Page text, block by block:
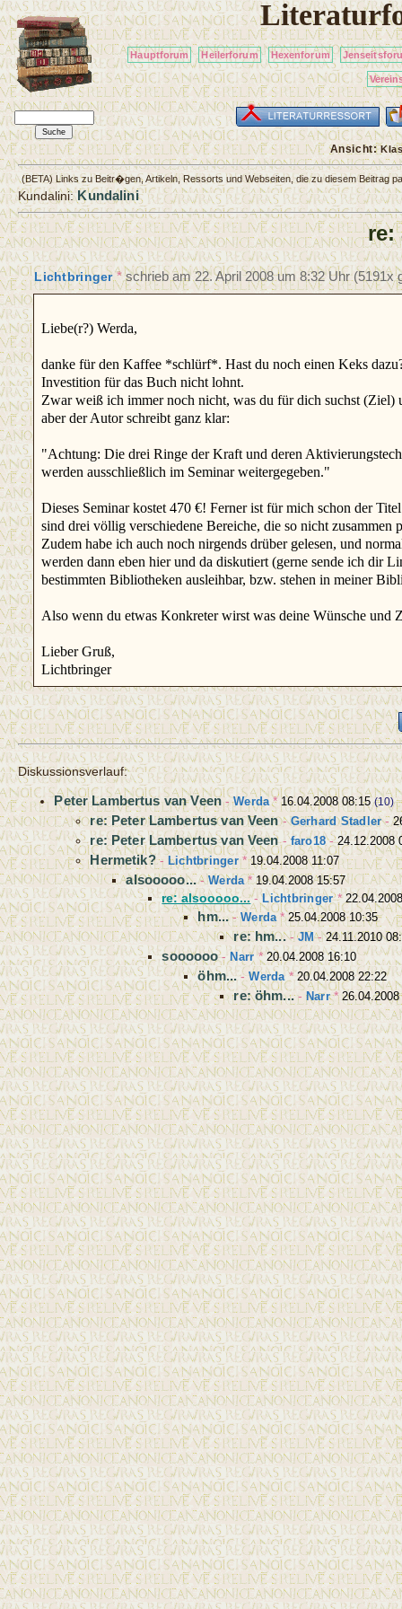
Hauptforum Heilerforum Hexenforum
Ansicht:
(BETA) Links zu Beitr�gen, Artikeln, Ressorts und Webseiten, die zu diesem Beitrag
Kundalini:Kundalini
re:
Lichtbringer*schrieb am22. April 2008 um 8:32 Uhr(5191x
Liebe(r?) Werda,
danke für den Kaffee *schlürf*. Hast du noch einen Keks
Investition für das Buch nicht lohnt.
Zwar weiß ich immer noch nicht, was du für dich suchst
aber der Autor schreibt ganz klar:
"Achtung: Die drei Ringe der Kraft und deren
werden ausschließlich im Seminar weitergegeben."
Dieses Seminar kostet 470 €! Ferner ist für mich schon der
sind drei völlig verschiedene Bereiche, die so nicht
Zudem habe ich auch noch nirgends drüber gelesen, und
werden dann eben hier und da diskutiert (gerne sende ich dir
bestimmten Bibliotheken ausleihbar, bzw. stehen in meiner
Also wenn du etwas Konkreter wirst was deine Wünsche und
Lieber Gruß,
Lichtbringer
Diskussionsverlauf:
Peter Lambertus van Veen-Werda *16.04.2008 08:15 (10)
re: Peter Lambertus van Veen-Gerhard Stadler-
re: Peter Lambertus van Veen-faro18-24.12.2008
Hermetik?- Lichtbringer*19.04.2008 11:07
alsooooo...-Werda*19.04.2008 15:57
re: alsooooo...-Lichtbringer*
hm...-Werda * 25.04.2008 10:35
re: hm...-JM-24.11.2010
soooooo- Narr *20.04.2008 16:10
öhm...-Werda* 20.04.2008 22:22
re: öhm...- Narr*